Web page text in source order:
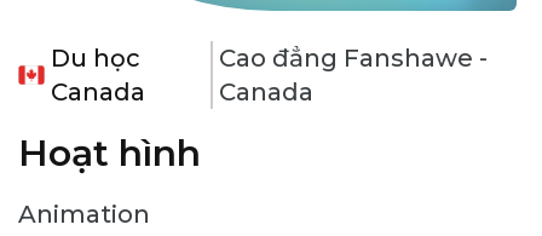
Du học
Canada
Cao đẳng Fanshawe -
Canada
Hoạt hình
Animation